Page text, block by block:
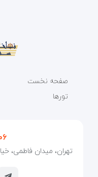
صفحه نخست
تورها
تهران، میدان فاطمی،